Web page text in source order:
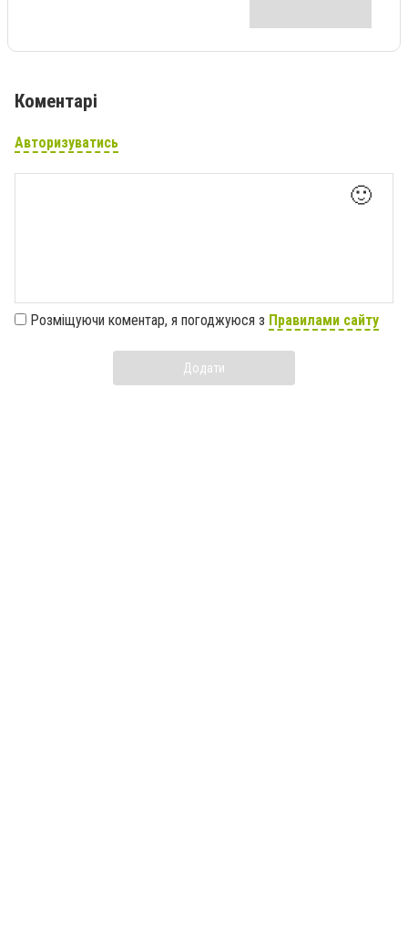
Коментарі
Авторизуватись
🙂
Розміщуючи коментар, я погоджуюся з Правилами сайту
Додати